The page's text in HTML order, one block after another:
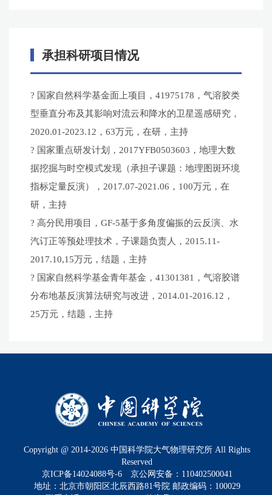
承担科研项目情况
? 国家自然科学基金面上项目，41975178，气溶胶类
型垂直分布及其影响对流云和降水的卫星遥感研究，
2020.01-2023.12，63万元，在研，主持
? 国家重点研发计划，2017YFB0503603，地理大数
据挖掘与时空模式发现（承担子课题：地理图斑环境
指标定量反演），2017.07-2021.06，100万元，在
研，主持
? 高分民用项目，GF-5基于多角度偏振的云反演、水
汽订正等预处理技术，子课题负责人，2015.11-
2017.10,15万元，结题，主持
? 国家自然科学基金青年基金，41301381，气溶胶谱
分布地基反演算法研究与改进，2014.01-2016.12，
25万元，结题，主持
Copyright @ 2014-2026 中国科学院大气物理研究所 All Rights
Reserved
京ICP备14024088号-6
京公网安备：110402500041
地址：北京市朝阳区北辰西路81号院 邮政编码：100029